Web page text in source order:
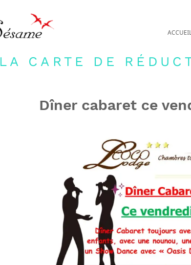
LA CARTE DE
Dîner cabaret ce